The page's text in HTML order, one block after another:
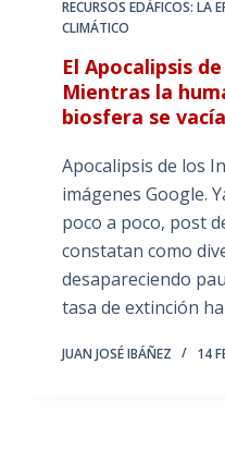
RECURSOS EDÁFICOS: LA
CLIMÁTICO
El Apocalipsis
Mientras la
biosfera se vacía
Apocalipsis de los
imágenes Google.
poco a poco, post
constatan como
desapareciendo
tasa de extinción
JUAN JOSÉ IBÁÑEZ 14